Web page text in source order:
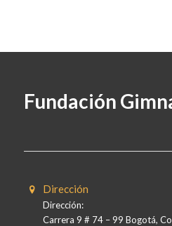
Fundación
Dirección
Dirección:
Carrera 9 # 74 – 99 Bogotá,